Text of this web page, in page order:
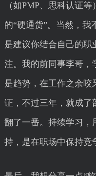
（如PMP、思科认证
的“硬通货”。当然，我
是建议你结合自己的职
注。我的前同事李哥，
是趋势，在工作之余咬
证，不过三年，就成了
翻了一番。持续学习，
持，是在职场中保持竞